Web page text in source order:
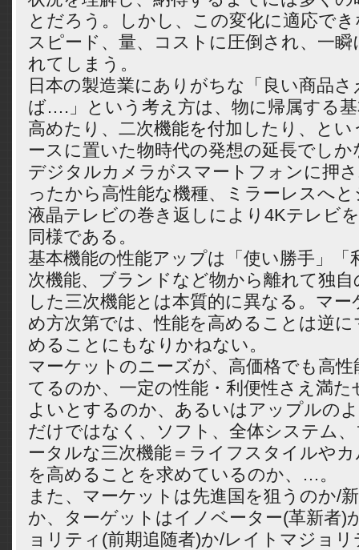
とだろう。しかし、この変化に適応で
スピード、量、コストに圧倒され、一
れてしまう。
日本の製造業にありがちな「良い商品
ば….」という考え方は、物に帰属する
高めたり、二次機能を付加したり、と
ースに置いた物時代の発想の延長でしか
デジタルカメラがスマートフォンに押
ったから高性能な機種、ミラーレスへ
液晶テレビの巻き返しにより4Kテレビ
同様である。
基本機能の性能アップは「使い勝手」「
次機能、ブランドなど物から離れて独
した三次機能とは本質的に異なる。マ
め方次第では、性能を高めることは逆
めることにもなりかねない。
マーケットのニーズが、高価格でも高
てるのか、一定の性能・利便性さえ満
よいとするのか、あるいはアップルの
だけではなく、ソフト、全体システム
ータルな三次機能＝ライフスタイルや
を高めることを求めているのか、…。
また、マーケットは先進国を狙うのか/
か、ターゲットはイノベーター(革新者)
ョリティ(前期追随者)か/レイトマジョ